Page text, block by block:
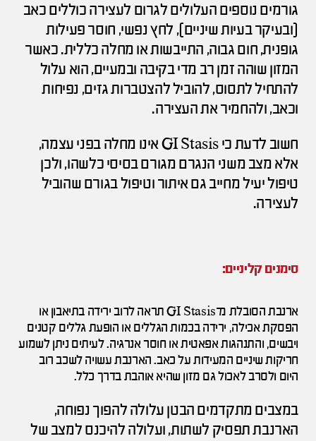
גורמים נוספים העלולים לגרום לעצירה כוללים כאב
(ובעיקר בעיות שיניים), לחץ נפשי, חוסר פעילות
גופנית, חום גבוה, התייבשות או מחלה כללית. כאשר
המזון שוהה זמן רב מדי בקיבה ובמעיים, הוא עלול
להתחיל לתסוס, להוביל להצטברות גזים, נפיחות
וכאב, ולהחמיר את העצירה.
חשוב לדעת כי GI Stasis אינו מחלה בפני עצמה,
אלא מצב משני הנגרם מגורם בסיסי כלשהו, ולכן
טיפול יעיל מחייב גם איתור וטיפול בגורם שהוביל
לעצירה.
סימנים קליניים:
ארנבת הסובלת מ־GI Stasis תראה לרוב ירידה בתיאבון או
הפסקת אכילה, ירידה בכמות הגללים או הופעת גללים קטנים
ויבשים, והתנהגות אפאטית או חוסר אנרגיה. לעיתים ניתן לשמוע
חריקות שיניים המעידות על כאב. הארנבת עשויה לשכב רוב
היום ולסרב לאכול גם מזון שהיא אוהבת בדרך כלל.
במצבים מתקדמים הבטן עלולה להפוך נפוחה,
הארנבת תפסיק לשתות, ועלולה להיכנס למצב של